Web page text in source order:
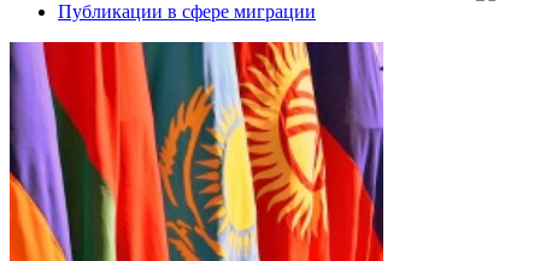
Публикации в сфере миграции